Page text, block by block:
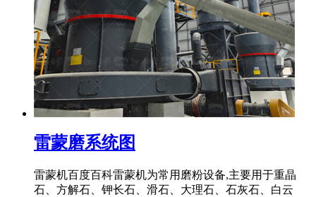
雷蒙磨系统图
雷蒙机百度百科雷蒙机为常用磨粉设备,主要用于重晶
石、方解石、钾长石、滑石、大理石、石灰石、白云